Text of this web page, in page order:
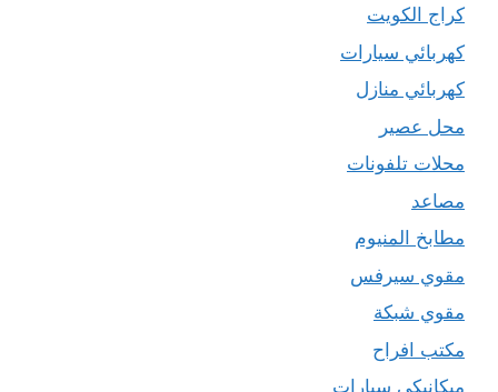
كراج الكويت
كهربائي سيارات
كهربائي منازل
محل عصير
محلات تلفونات
مصاعد
مطابخ المنيوم
مقوي سيرفس
مقوي شبكة
مكتب افراح
ميكانيكي سيارات